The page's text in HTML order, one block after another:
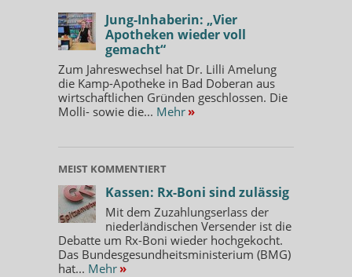
Jung-Inhaberin: „Vier
Apotheken wieder voll
gemacht“
Zum Jahreswechsel hat Dr. Lilli Amelung
die Kamp-Apotheke in Bad Doberan aus
wirtschaftlichen Gründen geschlossen. Die
Molli- sowie die... Mehr »
MEIST KOMMENTIERT
Kassen: Rx-Boni sind zulässig
Mit dem Zuzahlungserlass der
niederländischen Versender ist die
Debatte um Rx-Boni wieder hochgekocht.
Das Bundesgesundheitsministerium (BMG)
hat... Mehr »